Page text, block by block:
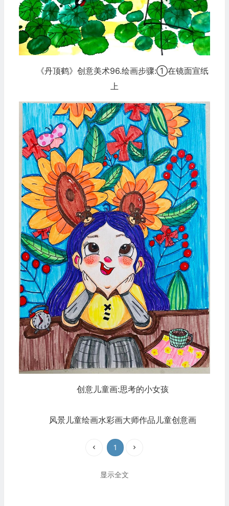
《丹顶鹤》创意美术96.绘画步骤:①在镜面宣纸
上
创意儿童画:思考的小女孩
风景儿童绘画水彩画大师作品儿童创意画
1
显示全文